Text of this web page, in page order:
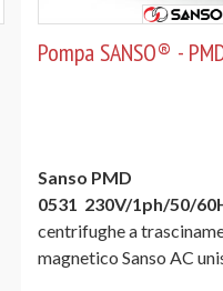
Pompa SANSO® -
Sanso PMD
0531 230V/1ph/50/
centrifughe a
magnetico Sanso AC